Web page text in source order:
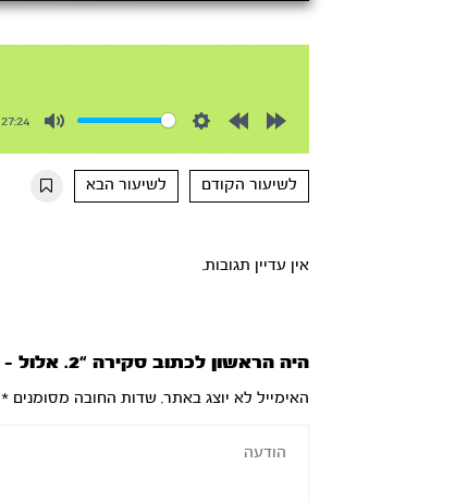
27:24
10s
10s
לשיעור הקודם
לשיעור הבא
אין עדיין תגובות.
היה הראשון לכתוב סקירה “2. אלול – רמזי החודש ודרכי העבודה”
האימייל לא יוצג באתר. שדות החובה מסומנים*